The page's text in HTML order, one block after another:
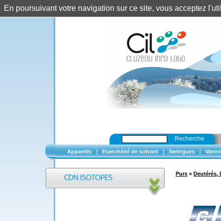
Recherche
Appareils Etanchéité de solvant Seringues
Purs » Deutérés,
En poursuivant votre navigation sur ce site, vous acceptez